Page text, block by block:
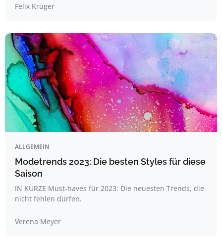
Felix Krüger
ALLGEMEIN
Modetrends 2023: Die besten Styles für diese
Saison
IN KÜRZE Must-haves für 2023: Die neuesten Trends, die
nicht fehlen dürfen.
Verena Meyer